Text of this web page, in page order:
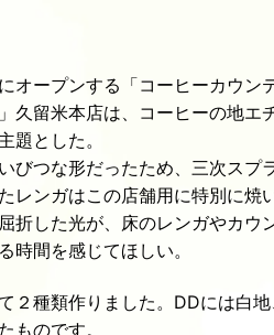
オープンする「コーヒーカウン
久留米本店は、コーヒーの地エ
題とした。
びつな形だったため、三次ス
レンガはこの店舗用に特別に
折した光が、床のレンガやカウ
時間を感じてほしい。
２種類作りました。DDには白
ものです。